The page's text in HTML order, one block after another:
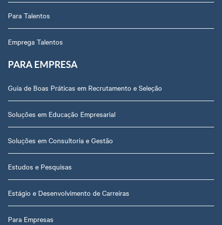
Para Talentos
Emprega Talentos
PARA EMPRESA
Guia de Boas Práticas em Recrutamento e Seleção
Soluções em Educação Empresarial
Soluções em Consultoria e Gestão
Estudos e Pesquisas
Estágio e Desenvolvimento de Carreiras
Para Empresas